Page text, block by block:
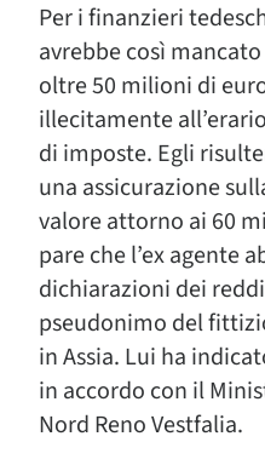
Per i finanzieri
avrebbe così
oltre 50 milioni di
illecitamente
di imposte. Egli
una assicurazione
valore attorno ai 60
pare che l’ex agente
dichiarazioni dei
pseudonimo del
in Assia. Lui ha
in accordo con il
Nord Reno Vestfalia.